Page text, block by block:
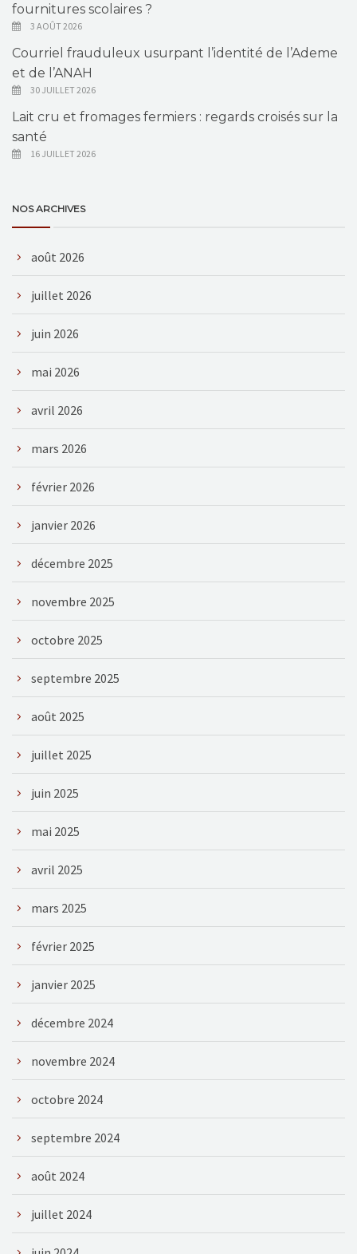
fournitures scolaires ?
3 AOÛT 2026
Courriel frauduleux usurpant l’identité de l’Ademe
et de l’ANAH
30 JUILLET 2026
Lait cru et fromages fermiers : regards croisés sur la
santé
16 JUILLET 2026
NOS ARCHIVES
août 2026
juillet 2026
juin 2026
mai 2026
avril 2026
mars 2026
février 2026
janvier 2026
décembre 2025
novembre 2025
octobre 2025
septembre 2025
août 2025
juillet 2025
juin 2025
mai 2025
avril 2025
mars 2025
février 2025
janvier 2025
décembre 2024
novembre 2024
octobre 2024
septembre 2024
août 2024
juillet 2024